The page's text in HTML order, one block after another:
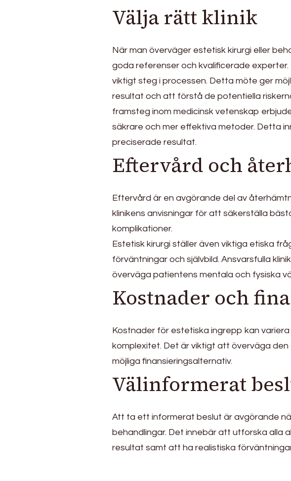
Välja rätt klinik
När man överväger estetisk kirurgi eller
goda referenser och kvalificerade
viktigt steg i processen. Detta möte ger
resultat och att förstå de potentiella
framsteg inom medicinsk vetenskap
säkrare och mer effektiva metoder. Detta
preciserade resultat.
Eftervård och
Eftervård är en avgörande del av
klinikens anvisningar för att säkerställa
komplikationer.
Estetisk kirurgi ställer även viktiga etiska
förväntningar och självbild. Ansvarsfulla
överväga patientens mentala och fysiska
Kostnader och
Kostnader för estetiska ingrepp kan
komplexitet. Det är viktigt att överväga
möjliga finansieringsalternativ.
Välinformerat
Att ta ett informerat beslut är avgörande
behandlingar. Det innebär att utforska alla
resultat samt att ha realistiska